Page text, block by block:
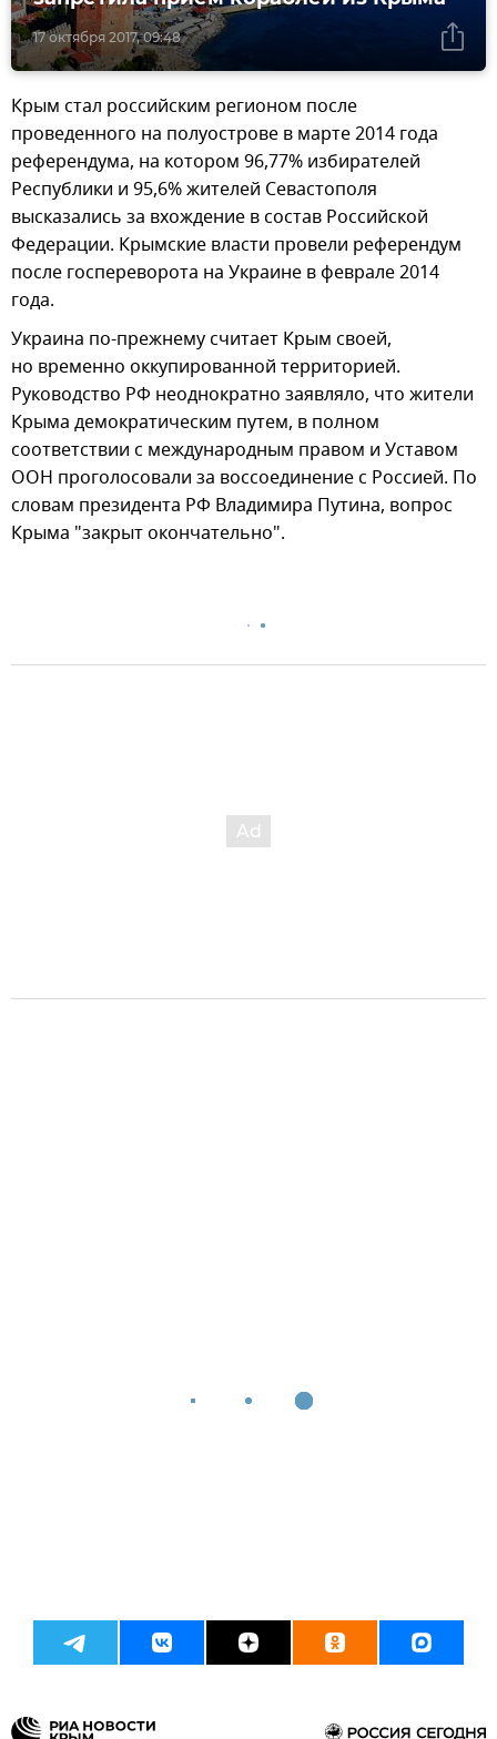
17 октября 2017, 09:48
Крым стал российским регионом после
проведенного на полуострове в марте 2014 года
референдума, на котором 96,77% избирателей
Республики и 95,6% жителей Севастополя
высказались за вхождение в состав Российской
Федерации. Крымские власти провели референдум
после госпереворота на Украине в феврале 2014
года.
Украина по-прежнему считает Крым своей,
но временно оккупированной территорией.
Руководство РФ неоднократно заявляло, что жители
Крыма демократическим путем, в полном
соответствии с международным правом и Уставом
ООН проголосовали за воссоединение с Россией. По
словам президента РФ Владимира Путина, вопрос
Крыма "закрыт окончательно".